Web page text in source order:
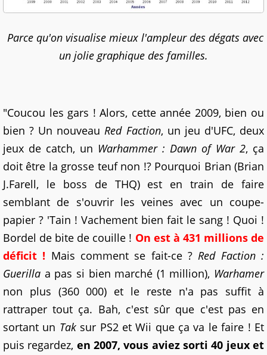
Parce qu'on visualise mieux l'ampleur des dégats avec
un jolie graphique des familles.
"Coucou les gars ! Alors, cette année 2009, bien ou
bien ? Un nouveauRed Faction, un jeu d'UFC, deux
jeux de catch, un Warhammer : Dawn of War 2, ça
doit être la grosse teuf non !? Pourquoi Brian (Brian
J.Farell, le boss de THQ) est en train de faire
semblant de s'ouvrir les veines avec un coupe-
papier ? 'Tain ! Vachement bien fait le sang ! Quoi !
Bordel de bite de couille ! On est à 431 millions de
déficit ! Mais comment se fait-ce ?Red Faction :
Guerilla a pas si bien marché (1 million), Warhamer
non plus (360 000) et le reste n'a pas suffit à
rattraper tout ça. Bah, c'est sûr que c'est pas en
sortant un Taksur PS2 et Wii que ça va le faire ! Et
puis regardez, en 2007, vous aviez sorti 40 jeux et